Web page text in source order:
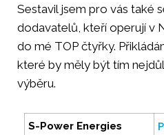
Sestavil jsem pro vás také
dodavatelů, kteří operují v
do mé TOP čtyřky.
které by měly být tím
výběru.
S-Power Energies